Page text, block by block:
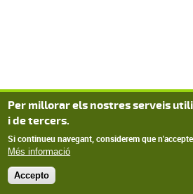
Per millorar els nostres serveis
i de tercers.
Si continueu navegant, considerem que
Més informació
Accepto